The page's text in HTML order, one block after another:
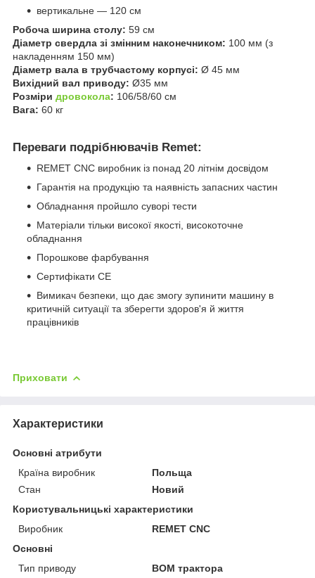
вертикальне — 120 см
Робоча ширина столу: 59 см
Діаметр свердла зі змінним наконечником: 100 мм (з
накладенням 150 мм)
Діаметр вала в трубчастому корпусі: Ø 45 мм
Вихідний вал приводу: Ø35 мм
Розміри дровокола: 106/58/60 см
Вага: 60 кг
Переваги подрібнювачів Remet:
REMET CNC виробник із понад 20 літнім досвідом
Гарантія на продукцію та наявність запасних частин
Обладнання пройшло суворі тести
Матеріали тільки високої якості, високоточне
обладнання
Порошкове фарбування
Сертифікати СЕ
Вимикач безпеки, що дає змогу зупинити машину в
критичній ситуації та зберегти здоров'я й життя
працівників
Приховати
Характеристики
Основні атрибути
Країна виробник
Польща
Стан
Новий
Користувальницькі характеристики
Виробник
REMET CNC
Основні
Тип приводу
ВОМ трактора